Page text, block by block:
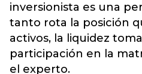
inversionista es una
tanto rota la posición
activos, la liquidez
participación en la
el experto.